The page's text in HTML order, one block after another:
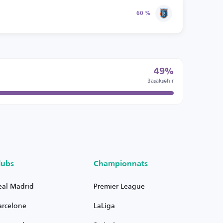
60 %
49%
Başakşehir
Madrid
Championnats
Premier League
LaLiga